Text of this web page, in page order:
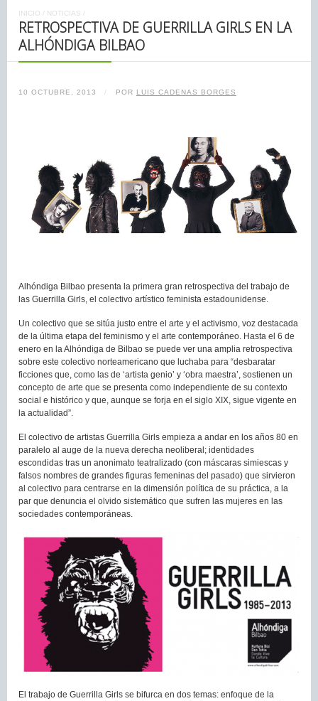
INICIO / NOTICIAS /
RETROSPECTIVA DE GUERRILLA GIRLS EN LA
ALHÓNDIGA BILBAO
10 OCTUBRE, 2013 / POR LUIS CADENAS BORGES
Alhóndiga Bilbao presenta la primera gran retrospectiva del trabajo de
las Guerrilla Girls, el colectivo artístico feminista estadounidense.
Un colectivo que se sitúa justo entre el arte y el activismo, voz destacada
de la última etapa del feminismo y el arte contemporáneo. Hasta el 6 de
enero en la Alhóndiga de Bilbao se puede ver una amplia retrospectiva
sobre este colectivo norteamericano que luchaba para “desbaratar
ficciones que, como las de ‘artista genio’ y ‘obra maestra’, sostienen un
concepto de arte que se presenta como independiente de su contexto
social e histórico y que, aunque se forja en el siglo XIX, sigue vigente en
la actualidad”.
El colectivo de artistas Guerrilla Girls empieza a andar en los años 80 en
paralelo al auge de la nueva derecha neoliberal; identidades
escondidas tras un anonimato teatralizado (con máscaras simiescas y
falsos nombres de grandes figuras femeninas del pasado) que sirvieron
al colectivo para centrarse en la dimensión política de su práctica, a la
par que denuncia el olvido sistemático que sufren las mujeres en las
sociedades contemporáneas.
El trabajo de Guerrilla Girls se bifurca en dos temas: enfoque de la